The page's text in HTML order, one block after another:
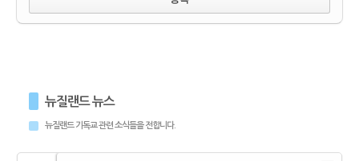
뉴질랜드 뉴스
뉴질랜드 기독교 관련 소식들을 전합니다.